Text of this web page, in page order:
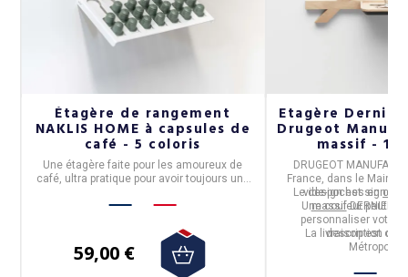
Étagère de rangement
NAKLIS HOME à capsules de
café - 5 coloris
Une étagère faite pour les amoureux de
café, ultra pratique pour avoir toujours une
couleurs.
59,00 €
Etagère
Drugeot
massif - 14
DRUGEOT
France, dans le Maine
vide-pochesen
massifDERNIER
Le design est signé
Une couleur peut
personnaliser votre
description ci-
La livraison est